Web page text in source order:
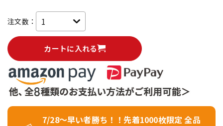
注文数：
カートに入れる
7/28～早い者勝ち！！先着1000枚限定 全品